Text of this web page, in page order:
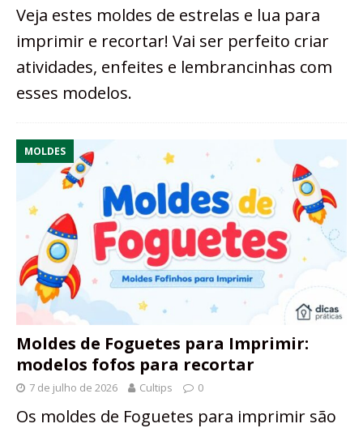
Veja estes moldes de estrelas e lua para
imprimir e recortar! Vai ser perfeito criar
atividades, enfeites e lembrancinhas com
esses modelos.
MOLDES
Moldes de Foguetes para Imprimir:
modelos fofos para recortar
7 de julho de 2026 Cultips 0
Os moldes de Foguetes para imprimir são